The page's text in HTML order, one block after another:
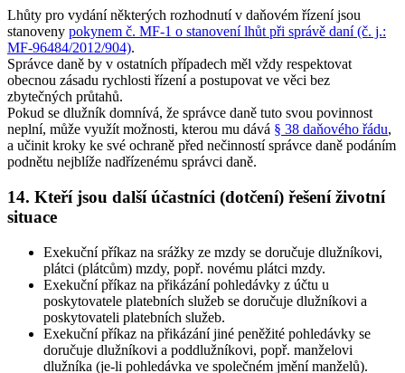
Lhůty pro vydání některých rozhodnutí v daňovém řízení jsou
stanoveny pokynem č. MF-1 o stanovení lhůt při správě daní (č. j.:
MF-96484/2012/904).
Správce daně by v ostatních případech měl vždy respektovat
obecnou zásadu rychlosti řízení a postupovat ve věci bez
zbytečných průtahů.
Pokud se dlužník domnívá, že správce daně tuto svou povinnost
neplní, může využít možnosti, kterou mu dává § 38 daňového řádu,
a učinit kroky ke své ochraně před nečinností správce daně podáním
podnětu nejblíže nadřízenému správci daně.
14. Kteří jsou další účastníci (dotčení) řešení životní
situace
Exekuční příkaz na srážky ze mzdy se doručuje dlužníkovi,
plátci (plátcům) mzdy, popř. novému plátci mzdy.
Exekuční příkaz na přikázání pohledávky z účtu u
poskytovatele platebních služeb se doručuje dlužníkovi a
poskytovateli platebních služeb.
Exekuční příkaz na přikázání jiné peněžité pohledávky se
doručuje dlužníkovi a poddlužníkovi, popř. manželovi
dlužníka (je-li pohledávka ve společném jmění manželů).